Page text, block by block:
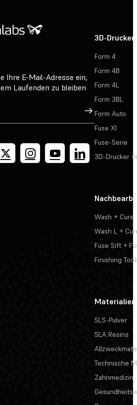
Ihre E-Mail-Adresse ein,
Laufenden zu bleiben
Registrieren
3D-Drucker
Form 4
Form 4B
Form 4L
Form 3BL
Form Auto
Fuse X1
Fuse-Serie
3D-Drucker
Wash + Cure
Wash L +
Fuse Sift +
Finishing
Materialien
SLS-Pulver
SLA Resins
Technische
Zahnmedizin